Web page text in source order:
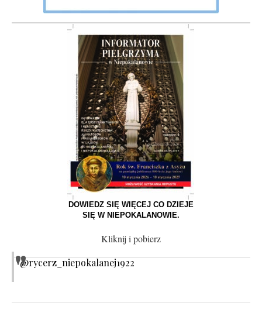
DOWIEDZ SIĘ WIĘCEJ CO DZIEJE
SIĘ W NIEPOKALANOWIE.
Kliknij i pobierz
@rycerz_niepokalanej1922